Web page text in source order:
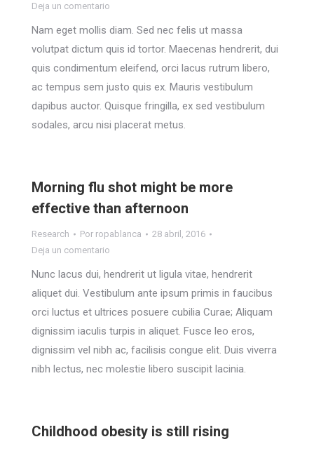
Deja un comentario
Nam eget mollis diam. Sed nec felis ut massa
volutpat dictum quis id tortor. Maecenas hendrerit, dui
quis condimentum eleifend, orci lacus rutrum libero,
ac tempus sem justo quis ex. Mauris vestibulum
dapibus auctor. Quisque fringilla, ex sed vestibulum
sodales, arcu nisi placerat metus.
Morning flu shot might be more
effective than afternoon
Research Por ropablanca
28 abril, 2016
Deja un comentario
Nunc lacus dui, hendrerit ut ligula vitae, hendrerit
aliquet dui. Vestibulum ante ipsum primis in faucibus
orci luctus et ultrices posuere cubilia Curae; Aliquam
dignissim iaculis turpis in aliquet. Fusce leo eros,
dignissim vel nibh ac, facilisis congue elit. Duis viverra
nibh lectus, nec molestie libero suscipit lacinia.
Childhood obesity is still rising